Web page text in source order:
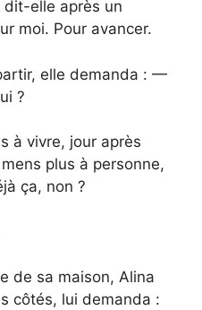
dit-elle après un
moi. Pour avancer.
elle demanda : —
?
à vivre, jour après
plus à personne,
ça, non ?
de sa maison, Alina
côtés, lui demanda :